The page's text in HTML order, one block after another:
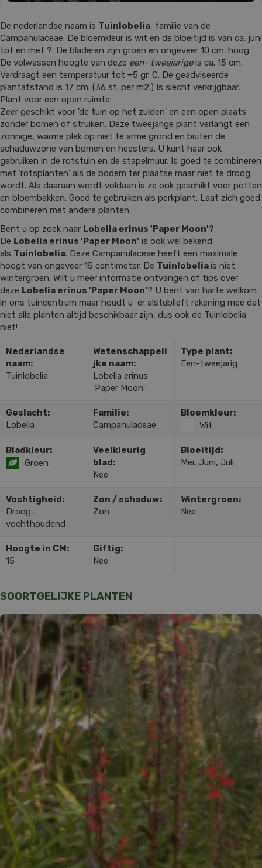
De nederlandse naam is Tuinlobelia, familie van de
Campanulaceae. De bloemkleur is wit en de bloeitijd is van ca. juni
tot en met ?. De bladeren zijn groen en ongeveer 10 cm. hoog.
De volwassen hoogte van deze een- tweejarigeis ca. 15 cm.
Verdraagt een temperatuur tot +5 gr. C. De geadviseerde
plantafstand is 17 cm. (36 st. per m2.) Is slecht verkrijgbaar.
Plant voor een open ruimte:
Zeer geschikt voor 'de tuin op het zuiden' en een open plaats
zonder bomen of struiken. Deze tweejarige plant verlangt een
zonnige, warme plek op niet te arme grond en buiten de
schaduwzone van bomen en heesters. U kunt haar ook
gebruiken in de rotstuin en de stapelmuur. Is goed te combineren
met 'rotsplanten' als de bodem ter plaatse maar niet te droog
wordt. Als daaraan wordt voldaan is ze ook geschikt voor potten
en bloembakken. Goed te gebruiken als perkplant. Laat zich goed
combineren met andere planten.
Bent u op zoek naar Lobelia erinus 'Paper Moon'?
De Lobelia erinus 'Paper Moon' is ook wel bekend
als Tuinlobelia. Deze Campanulaceae heeft een maximale
hoogt van ongeveer 15 centimeter. De Tuinlobeliais niet
wintergroen. Wilt u meer informatie ontvangen of tips over
deze Lobelia erinus 'Paper Moon'? U bent van harte welkom
in ons tuincentrum maar houdt u er alstublieft rekening mee dat
niet alle planten altijd beschikbaar zijn, dus ook de Tuinlobelia
niet!
Nederlandse
naam:
Tuinlobelia
Wetenschappeli
jke naam:
Lobelia erinus
'Paper Moon'
Type plant:
Een-tweejarig
Geslacht:
Lobelia
Familie:
Campanulaceae
Bloemkleur:
Wit
Bladkleur:
Groen
Veelkleurig
blad:
Nee
Bloeitijd:
Mei, Juni, Juli
Vochtigheid:
Droog-
vochthoudend
Zon / schaduw:
Zon
Wintergroen:
Nee
Hoogte in CM:
15
Giftig:
Nee
SOORTGELIJKE PLANTEN